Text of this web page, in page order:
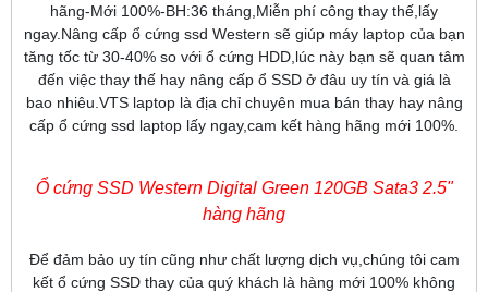
hãng-Mới 100%-BH:36 tháng,Miễn phí công thay thế,lấy
ngay.Nâng cấp ổ cứng ssd Western sẽ giúp máy laptop của bạn
tăng tốc từ 30-40% so với ổ cứng HDD,lúc này bạn sẽ quan tâm
đến việc thay thế hay nâng cấp ổ SSD ở đâu uy tín và giá là
bao nhiêu.VTS laptop là địa chỉ chuyên mua bán thay hay nâng
cấp ổ cứng ssd laptop lấy ngay,cam kết hàng hãng mới 100%.
Ổ cứng SSD Western Digital Green 120GB Sata3 2.5"
hàng hãng
Để đảm bảo uy tín cũng như chất lượng dịch vụ,chúng tôi cam
kết ổ cứng SSD thay của quý khách là hàng mới 100% không